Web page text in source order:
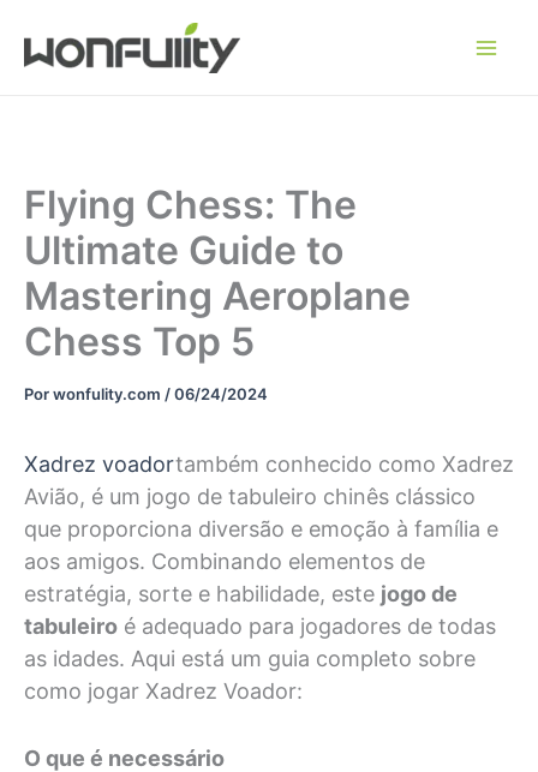
para
Flying Chess: The
Ultimate Guide to
Mastering Aeroplane
Chess Top 5
Porwonfulity.com /06/24/2024
Xadrez voadortambém conhecido como Xadrez
Avião, é um jogo de tabuleiro chinês clássico
que proporciona diversão e emoção à família e
aos amigos. Combinando elementos de
estratégia, sorte e habilidade, este jogo de
tabuleiro é adequado para jogadores de todas
as idades. Aqui está um guia completo sobre
como jogar Xadrez Voador:
O que é necessário